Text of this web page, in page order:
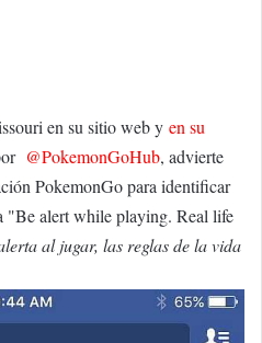
en su sitio web y en su
‏@PokemonGoHub, advierte
PokemonGo para identificar
"Be alert while playing. Real life
al jugar, las reglas de la vida